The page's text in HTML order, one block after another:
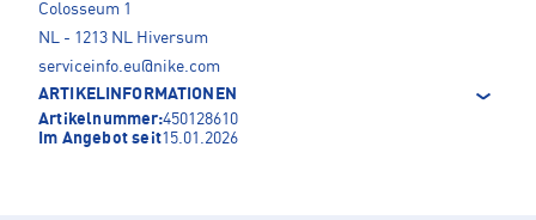
Colosseum 1
NL - 1213 NL Hiversum
serviceinfo.eu@nike.com
ARTIKELINFORMATIONEN
Artikelnummer:450128610
Im Angebot seit15.01.2026